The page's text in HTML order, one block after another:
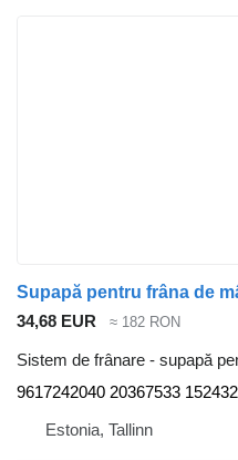
34,68 EUR ≈ 182 RON
Sistem de frânare - supapă
9617242040 20367533
Estonia, Tallinn